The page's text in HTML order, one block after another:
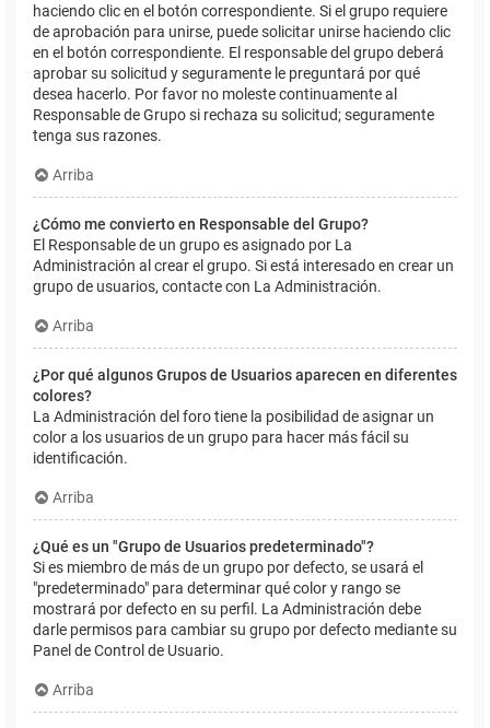
haciendo clic en el botón correspondiente. Si el grupo requiere
de aprobación para unirse, puede solicitar unirse haciendo clic
en el botón correspondiente. El responsable del grupo deberá
aprobar su solicitud y seguramente le preguntará por qué
desea hacerlo. Por favor no moleste continuamente al
Responsable de Grupo si rechaza su solicitud; seguramente
tenga sus razones.
Arriba
¿Cómo me convierto en Responsable del Grupo?
El Responsable de un grupo es asignado por La
Administración al crear el grupo. Si está interesado en crear un
grupo de usuarios, contacte con La Administración.
Arriba
¿Por qué algunos Grupos de Usuarios aparecen en diferentes
colores?
La Administración del foro tiene la posibilidad de asignar un
color a los usuarios de un grupo para hacer más fácil su
identificación.
Arriba
¿Qué es un "Grupo de Usuarios predeterminado"?
Si es miembro de más de un grupo por defecto, se usará el
"predeterminado" para determinar qué color y rango se
mostrará por defecto en su perfil. La Administración debe
darle permisos para cambiar su grupo por defecto mediante su
Panel de Control de Usuario.
Arriba